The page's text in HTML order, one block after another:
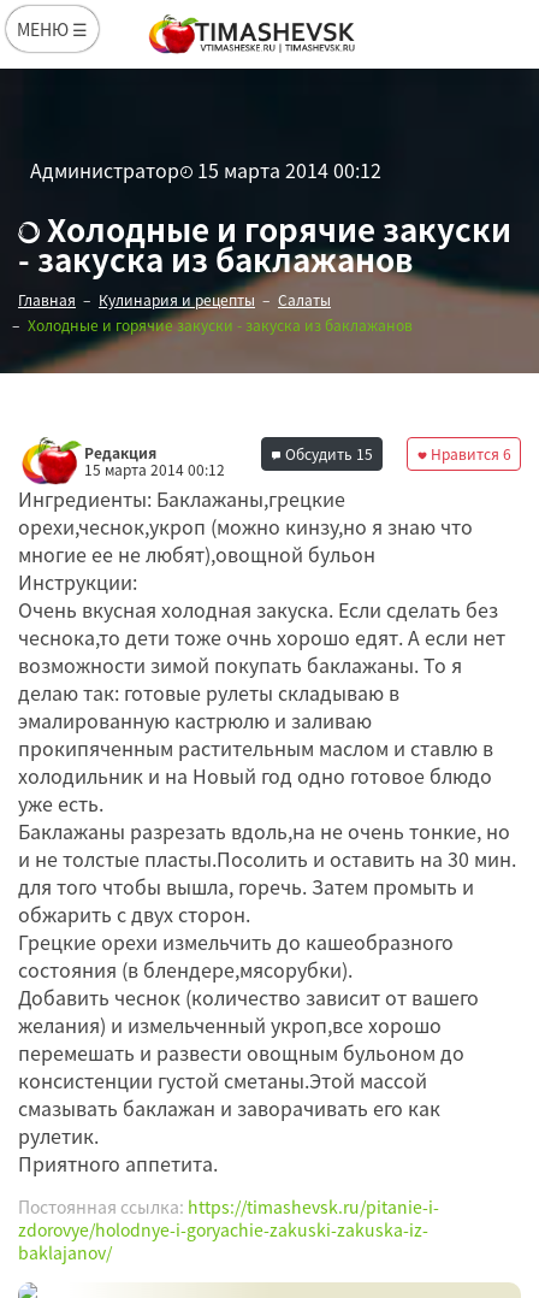
МЕНЮ ☰
Администратор 15 марта 2014 00:12
Холодные и горячие закуски
- закуска из баклажанов
Главная Кулинария и рецепты
Салаты
Холодные и горячие закуски - закуска из баклажанов
Редакция
15 марта 2014 00:12
Нравится 6
Обсудить 15
Ингредиенты: Баклажаны,грецкие
орехи,чеснок,укроп (можно кинзу,но я знаю что
многие ее не любят),овощной бульон
Инструкции:
Очень вкусная холодная закуска. Если сделать без
чеснока,то дети тоже очнь хорошо едят. А если нет
возможности зимой покупать баклажаны. То я
делаю так: готовые рулеты складываю в
эмалированную кастрюлю и заливаю
прокипяченным растительным маслом и ставлю в
холодильник и на Новый год одно готовое блюдо
уже есть.
Баклажаны разрезать вдоль,на не очень тонкие, но
и не толстые пласты.Посолить и оставить на 30 мин.
для того чтобы вышла, горечь. Затем промыть и
обжарить с двух сторон.
Грецкие орехи измельчить до кашеобразного
состояния (в блендере,мясорубки).
Добавить чеснок (количество зависит от вашего
желания) и измельченный укроп,все хорошо
перемешать и развести овощным бульоном до
консистенции густой сметаны.Этой массой
смазывать баклажан и заворачивать его как
рулетик.
Приятного аппетита.
Постоянная ссылка: https://timashevsk.ru/pitanie-i-
zdorovye/holodnye-i-goryachie-zakuski-zakuska-iz-
baklajanov/